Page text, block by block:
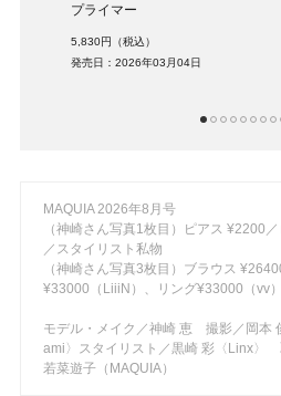
プライマー
5,830円（税込）
発売日：2026年03月04日
MAQUIA 2026年8月号
（神崎さん写真1枚目）ピアス ¥2200
／スタイリスト私物
（神崎さん写真3枚目）ブラウス
¥33000（LiiiN）、リング¥33000（vv
モデル・メイク／神崎 恵 撮影／岡本
ami〉スタイリスト／黒崎 彩〈Linx
若菜遊子（MAQUIA）